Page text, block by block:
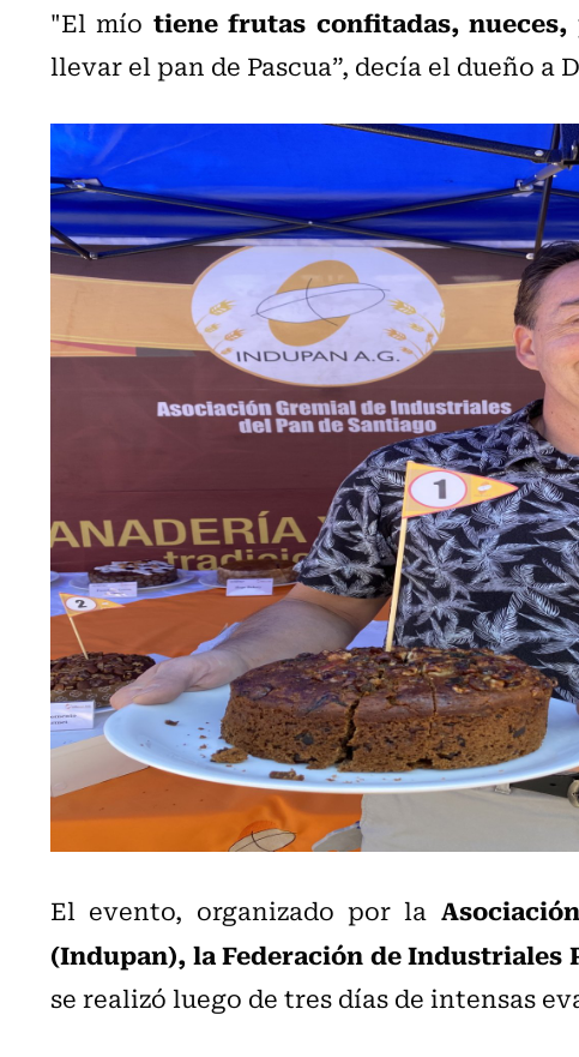
"El mío tiene frutas confitadas, nueces,
llevar el pan de Pascua”, decía el dueño a
El evento, organizado por la
(Indupan), la Federación de Industriales
se realizó luego de tres días de intensas